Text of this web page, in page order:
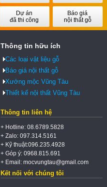
Dự án
đã thi công
Báo giá
nội thất gỗ
Thông tin hữu ích
Các loại vật liệu gỗ
Báo giá nội thất gỗ
Xưởng mộc Vũng Tàu
Thiết kế nội thất Vũng Tàu
Thông tin liên hệ
+ Hotline: 08.6789.5828
+ Zalo: 097.314.5161
+ Kỹ thuật:096.235.4928
+ Góp ý: 0968.815.691
+ Email: mocvungtau@gmail.com
Kết nối với chúng tôi